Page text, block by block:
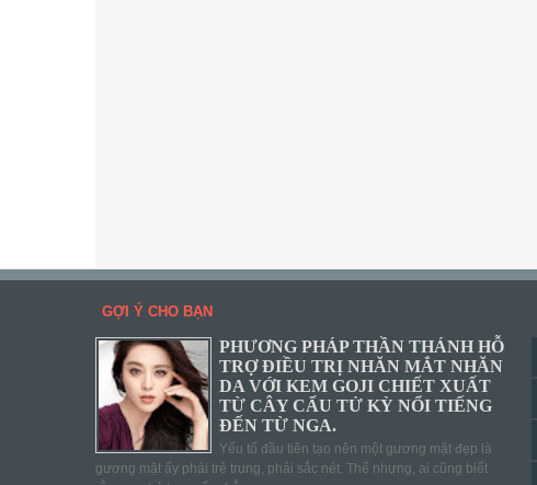
GỢI Ý CHO BẠN
PHƯƠNG PHÁP THẦN THÁNH HỖ
TRỢ ĐIỀU TRỊ NHĂN MẮT NHĂN
DA VỚI KEM GOJI CHIẾT XUẤT
TỪ CÂY CẨU TỬ KỲ NỔI TIẾNG
ĐẾN TỪ NGA.
Yếu tố đầu tiên tạo nên một gương mặt đẹp là
gương mặt ấy phải trẻ trung, phải sắc nét. Thế nhưng, ai cũng biết